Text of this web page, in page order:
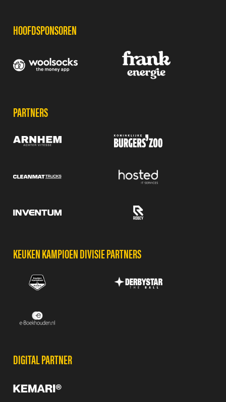
HOOFDSPONSOREN
PARTNERS
KEUKEN KAMPIOEN DIVISIE PARTNERS
DIGITAL PARTNER